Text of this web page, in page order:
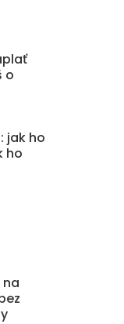
o
jak ho
ho